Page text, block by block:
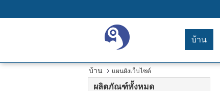
บ้าน
บ้าน แผนผังเว็บไซต์
ผลิตภัณฑ์ทั้งหมด